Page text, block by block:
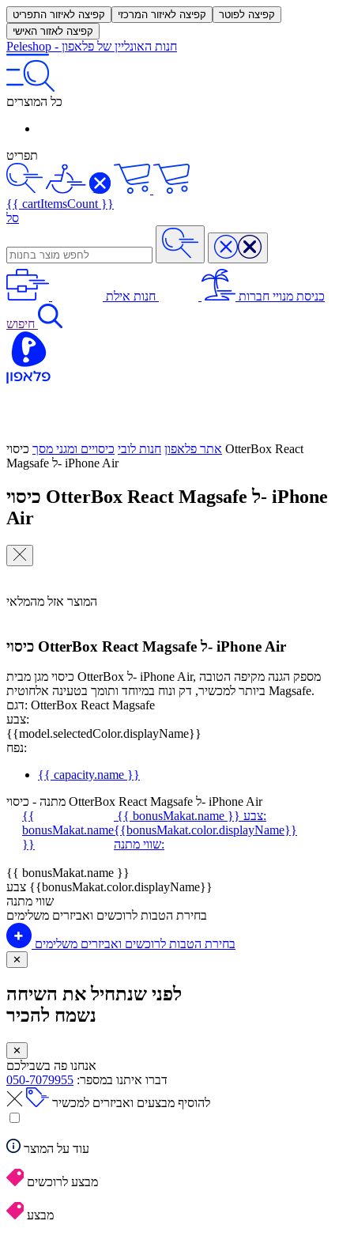
קפיצה לאיזור התפריט קפיצה לאיזור המרכזי
קפיצה לפוטר
קפיצה לאזור האישי
Peleshop - חנות האונליין של פלאפון
כל המוצרים
תפריט
{{ cartItemsCount }}
סל
כניסת מנויי חברות חנות אילת
חיפוש
אתר פלאפון חנות לובי כיסויים ומגני מסך כיסוי OtterBox React
Magsafe ל- iPhone Air
כיסוי OtterBox React Magsafe ל- iPhone
Air
המוצר אזל מהמלאי
כיסוי OtterBox React Magsafe ל- iPhone Air
כיסוי מגן מבית OtterBox ל- iPhone Air, מספק הגנה מקיפה הטובה
ביותר למכשיר, דק ונוח במיוחד ותומך בטעינה אלחוטית Magsafe.
דגם: OtterBox React Magsafe
צבע:
{{model.selectedColor.displayName}}
נפח:
{{ capacity.name }}
מתנה - כיסוי OtterBox React Magsafe ל- iPhone Air
{{
bonusMakat.name
}}
{{ bonusMakat.name }}
צבע:
{{bonusMakat.color.displayName}}
שווי מתנה:
{{ bonusMakat.name }}
צבע {{bonusMakat.color.displayName}}
שווי מתנה
בחירת הטבות לרוכשים ואביזרים משלימים
בחירת הטבות לרוכשים ואביזרים משלימים
✕
לפני שנתחיל את השיחה
נשמח להכיר
✕
אנחנו פה בשבילכם
דברו איתנו במספר: 050-7079955
להוסיף מבצעים ואביזרים למכשיר
עוד על המוצר
מבצע לרוכשים
מבצע